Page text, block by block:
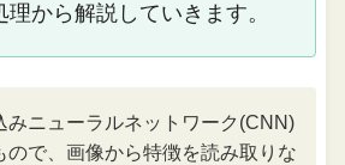
理から解説していきます。
みニューラルネットワーク(CNN)
ので、画像から特徴を読み取りな